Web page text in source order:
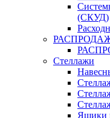
(СКУД)
Стеллажи
Ящики